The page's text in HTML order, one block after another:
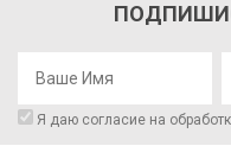
Я даю согласие на